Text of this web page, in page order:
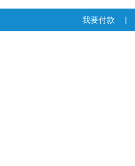
我要付款